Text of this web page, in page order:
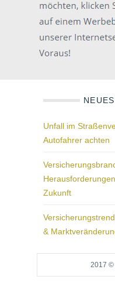
Unfall im
Autofahrer achten
Zukunft
&
2017 ©